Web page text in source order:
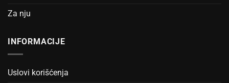
Za nju
INFORMACIJE
Uslovi korišćenja